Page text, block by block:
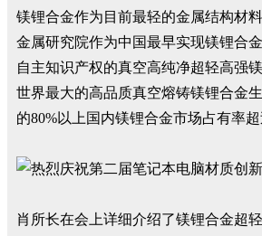
镁锂合金作为目前最轻的金属结构材
金属研究院作为中国最早实现镁锂合
自主知识产权的真空高纯净超轻高强
世界最大的高品质真空熔铸镁锂合金
的80%以上国内镁锂合金市场占有率超
肖所长在会上详细介绍了镁锂合金超